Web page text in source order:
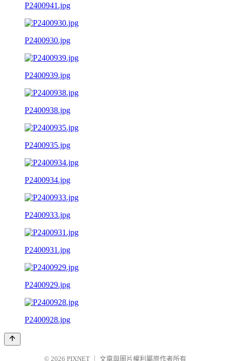
P2400941.jpg
P2400930.jpg
P2400939.jpg
P2400938.jpg
P2400935.jpg
P2400934.jpg
P2400933.jpg
P2400931.jpg
P2400929.jpg
P2400928.jpg
© 2026 PIXNET 文章與圖片權利屬原作者所有